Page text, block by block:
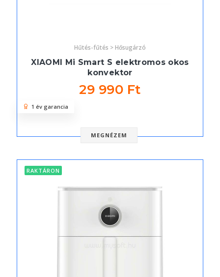
Hűtés-fűtés > Hősugárzó
XIAOMI Mi Smart S elektromos okos
konvektor
29 990 Ft
MEGNÉZEM
1 év garancia
RAKTÁRON